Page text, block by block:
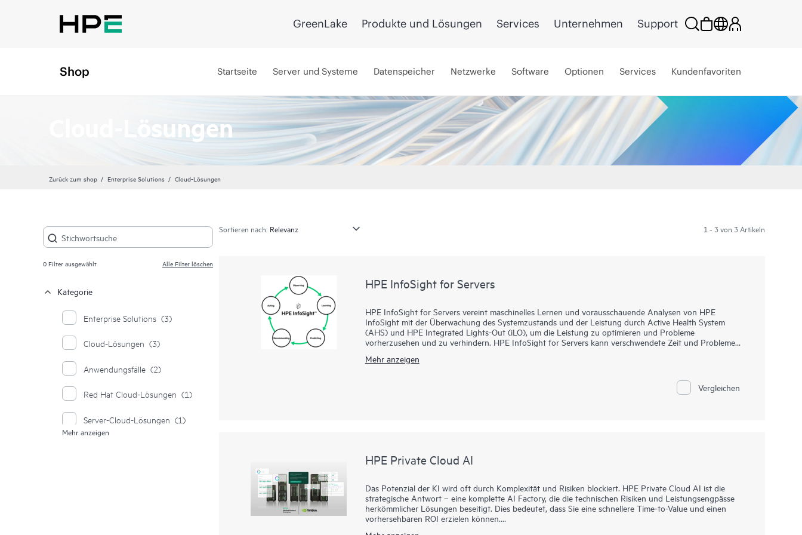
GreenLake Produkte und Lösungen Services Unternehmen Support
Shop Startseite Server und Systeme Datenspeicher Netzwerke Software Optionen Services Kundenfavoriten
Cloud-Lösungen
Zurück zum shop Enterprise Solutions Cloud-Lösungen
0Filter ausgewählt Alle Filter löschen
Kategorie
Enterprise Solutions (3)
Cloud-Lösungen (3)
Anwendungsfälle (2)
Red Hat Cloud-Lösungen (1)
Server-Cloud-Lösungen (1)
Mehr anzeigen
Sortieren nach: 1 - 3 von 3 Artikeln
HPE InfoSight for Servers
HPE InfoSight for Servers vereint maschinelles Lernen und vorausschauende Analysen von HPE
InfoSight mit der Überwachung des Systemzustands und der Leistung durch Active Health System
(AHS) und HPE Integrated Lights-Out (iLO), um die Leistung zu optimieren und Probleme
vorherzusehen und zu verhindern. HPE InfoSight for Servers kann verschwendete Zeit und Probleme
wird. AHS ist wie ein „Flugschreiber“ für Ihren Server, der den Systemstatus durchgängig proaktiv
Telemetriedaten aufzeichnet. HPE InfoSight for Servers analysiert die Telemetriedaten von AHS, um
Einblicke anhand des Verhaltens des Bestands zu gewinnen und Empfehlungen zur Problemlösung und
Mehr anzeigen
Vergleichen
HPE Private Cloud AI
Das Potenzial der KI wird oft durch Komplexität und Risiken blockiert. HPE Private Cloud AI ist die
strategische Antwort – eine komplette AI Factory, die die technischen Risiken und Leistungsengpässe
herkömmlicher Lösungen beseitigt. Dies bedeutet, dass Sie eine schnellere Time-to-Value und einen
vorhersehbaren ROI erzielen können.